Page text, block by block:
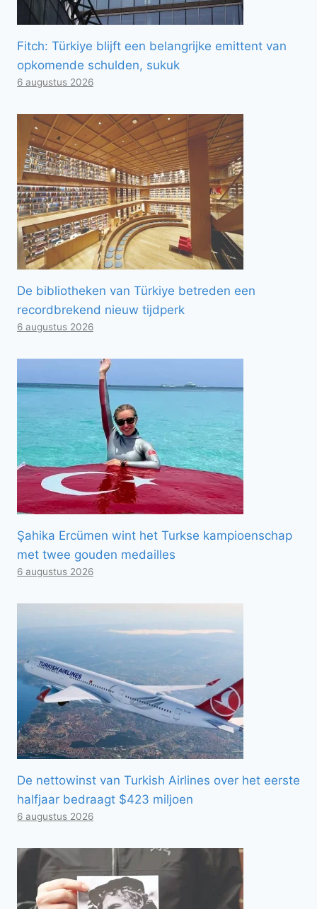
Fitch: Türkiye blijft een belangrijke emittent van
opkomende schulden, sukuk
6 augustus 2026
De bibliotheken van Türkiye betreden een
recordbrekend nieuw tijdperk
6 augustus 2026
Şahika Ercümen wint het Turkse kampioenschap
met twee gouden medailles
6 augustus 2026
De nettowinst van Turkish Airlines over het eerste
halfjaar bedraagt ​​$423 miljoen
6 augustus 2026